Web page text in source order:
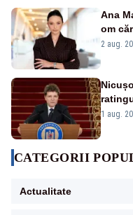
Ana
om
2 aug.
1 aug.
CATEGORII
Actualitate